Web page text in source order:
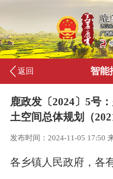
返回 智能
鹿政发〔2024〕5号
土空间总体规划（
发布时间：2024-11-05 17:50
各乡镇人民政府，各